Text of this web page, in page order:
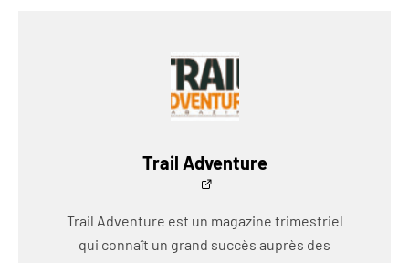
Trail Adventure
Trail Adventure est un magazine trimestriel
qui connaît un grand succès auprès des